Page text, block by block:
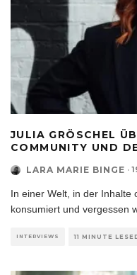
JULIA GRÖSCHEL
COMMUNITY UND
LARA MARIE BINGE ·
In einer Welt, in der Inhalte
konsumiert und vergessen
INTERVIEWS 11 MINUTE